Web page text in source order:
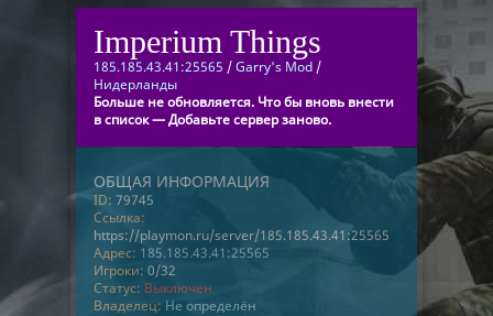
Imperium Things
185.185.43.41:25565 /Garry's Mod /
Нидерланды
Больше не обновляется. Что бы вновь внести
в список — Добавьте сервер заново.
ОБЩАЯ ИНФОРМАЦИЯ
ID: 79745
Ссылка:
https://playmon.ru/server/185.185.43.41:25565
Адрес: 185.185.43.41:25565
Игроки: 0/32
Статус: Выключен
Владелец: Не определён